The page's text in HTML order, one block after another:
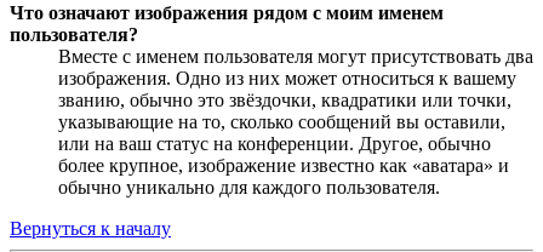
Что означают изображения рядом с моим именем
пользователя?
Вместе с именем пользователя могут присутствовать два
изображения. Одно из них может относиться к вашему
званию, обычно это звёздочки, квадратики или точки,
указывающие на то, сколько сообщений вы оставили,
или на ваш статус на конференции. Другое, обычно
более крупное, изображение известно как «аватара» и
обычно уникально для каждого пользователя.
Вернуться к началу